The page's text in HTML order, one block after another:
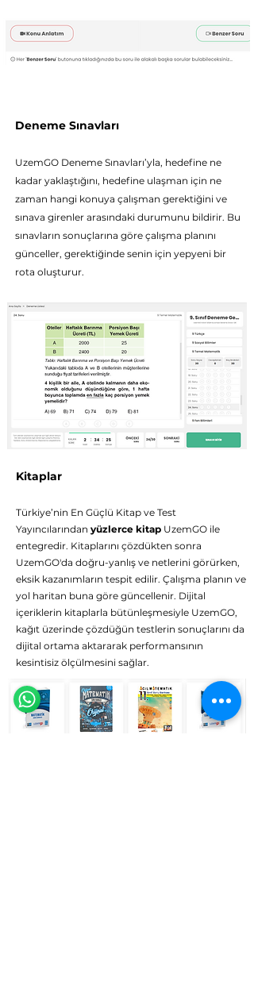
Deneme Sınavları
UzemGO Deneme Sınavları’yla, hedefine ne
kadar yaklaştığını, hedefine ulaşman için ne
zaman hangi konuya çalışman gerektiğini ve
sınava girenler arasındaki durumunu bildirir. Bu
sınavların sonuçlarına göre çalışma planını
günceller, gerektiğinde senin için yepyeni bir
rota oluşturur.
Kitaplar
Türkiye’nin En Güçlü Kitap ve Test
Yayıncılarından yüzlerce kitap UzemGO ile
entegredir. Kitaplarını çözdükten sonra
UzemGO'da doğru-yanlış ve netlerini görürken,
eksik kazanımların tespit edilir. Çalışma planın ve
yol haritan buna göre güncellenir. Dijital
içeriklerin kitaplarla bütünleşmesiyle UzemGO,
kağıt üzerinde çözdüğün testlerin sonuçlarını da
dijital ortama aktararak performansının
kesintisiz ölçülmesini sağlar.
🗓️ Çalışma Saatleri: Hergün 9:00 - 23:59
Eğitim Danışmanına Sor
Online